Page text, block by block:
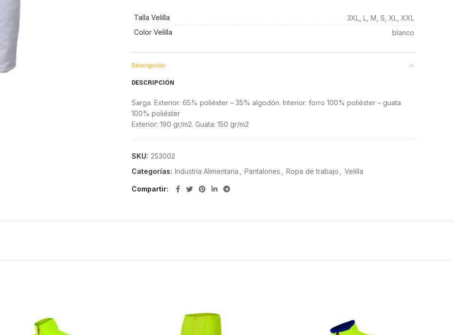
Talla Velilla
3XL, L, M, S, XL, XXL
Color Velilla
blanco
Descripción
DESCRIPCIÓN
Sarga. Exterior: 65% poliéster – 35% algodón. Interior: forro 100% poliéster – guata
100% poliéster
Exterior: 190 gr/m2. Guata: 150 gr/m2
SKU: 253002
Categorías: Industria Alimentaria Pantalones Ropa de trabajo Velilla
Compartir